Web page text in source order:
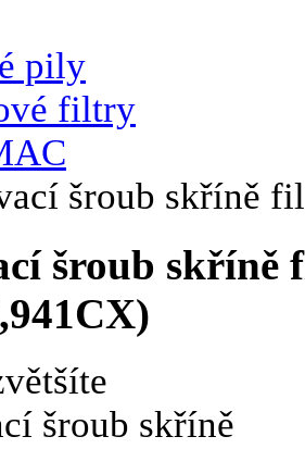
pily
filtry
šroub skříně
šroub